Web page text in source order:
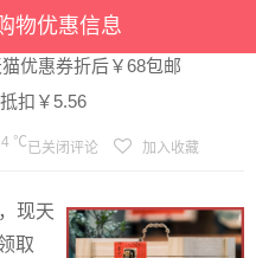
物优惠信息
情
优惠券折后￥68包邮
扣￥5.56
℃ 已关闭评论 加入收藏
现天
取